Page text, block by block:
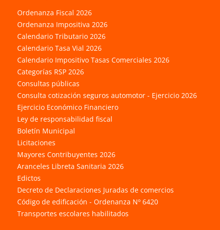
Ordenanza Fiscal 2026
Ordenanza Impositiva 2026
Calendario Tributario 2026
Calendario Tasa Vial 2026
Calendario Impositivo Tasas Comerciales 2026
Categorías RSP 2026
Consultas públicas
Consulta cotización seguros automotor - Ejercicio 2026
Ejercicio Económico Financiero
Ley de responsabilidad fiscal
Boletín Municipal
Licitaciones
Mayores Contribuyentes 2026
Aranceles Libreta Sanitaria 2026
Edictos
Decreto de Declaraciones Juradas de comercios
Código de edificación - Ordenanza Nº 6420
Transportes escolares habilitados